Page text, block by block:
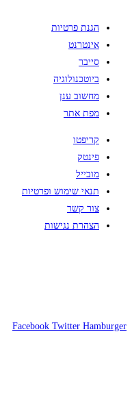
הגנת פרטיות
אינטרנט
סייבר
ביוטכנולוגיה
מחשוב ענן
מפת אתר
קריפטו
פינטק
מובייל
תנאי שימוש ופרטיות
צור קשר
הצהרת נגישות
Facebook Twitter Hamburger